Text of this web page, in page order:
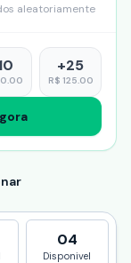
aleatoriamente
+25
R$ 125.00
04
Disponivel